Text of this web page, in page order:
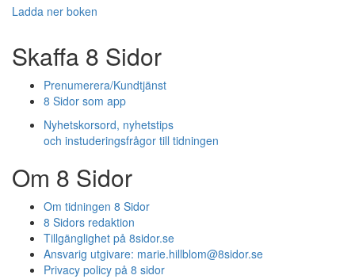
Ladda ner boken
Skaffa 8 Sidor
Prenumerera/Kundtjänst
8 Sidor som app
Nyhetskorsord, nyhetstips
och instuderingsfrågor till tidningen
Om 8 Sidor
Om tidningen 8 Sidor
8 Sidors redaktion
Tillgänglighet på 8sidor.se
Ansvarig utgivare: marie.hillblom@8sidor.se
Privacy policy på 8 sidor